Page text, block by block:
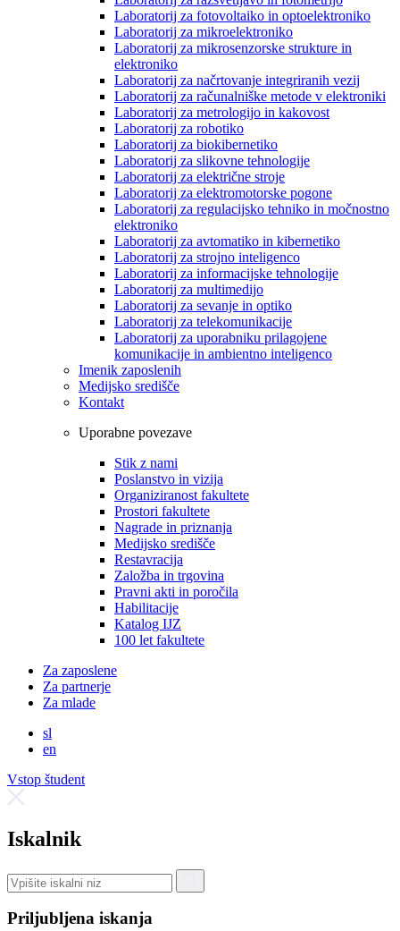
Laboratorij za fotovoltaiko in optoelektroniko
Laboratorij za mikroelektroniko
Laboratorij za mikrosenzorske strukture in
elektroniko
Laboratorij za načrtovanje integriranih vezij
Laboratorij za računalniške metode v elektroniki
Laboratorij za metrologijo in kakovost
Laboratorij za robotiko
Laboratorij za biokibernetiko
Laboratorij za slikovne tehnologije
Laboratorij za električne stroje
Laboratorij za elektromotorske pogone
Laboratorij za regulacijsko tehniko in močnostno
elektroniko
Laboratorij za avtomatiko in kibernetiko
Laboratorij za strojno inteligenco
Laboratorij za informacijske tehnologije
Laboratorij za multimedijo
Laboratorij za sevanje in optiko
Laboratorij za telekomunikacije
Laboratorij za uporabniku prilagojene
komunikacije in ambientno inteligenco
Imenik zaposlenih
Medijsko središče
Kontakt
Uporabne povezave
Stik z nami
Poslanstvo in vizija
Organiziranost fakultete
Prostori fakultete
Nagrade in priznanja
Medijsko središče
Restavracija
Založba in trgovina
Pravni akti in poročila
Habilitacije
Katalog IJZ
100 let fakultete
Za zaposlene
Za partnerje
Za mlade
sl
en
Vstop študent
Iskalnik
Priljubljena iskanja